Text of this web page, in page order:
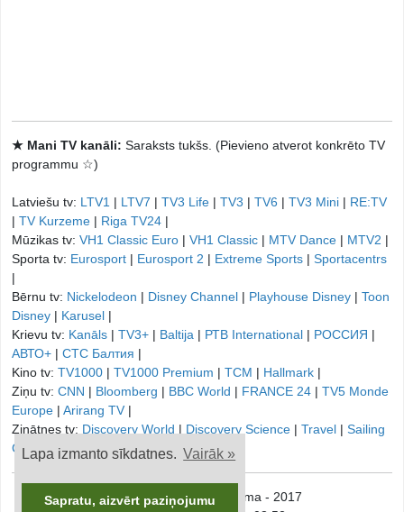
Lapa izmanto sīkdatnes. Vairāk »
Sapratu, aizvērt paziņojumu
★ Mani TV kanāli: Saraksts tukšs. (Pievieno atverot konkrēto TV
programmu ☆)
Latviešu tv: LTV1 | LTV7 | TV3 Life | TV3 | TV6 | TV3 Mini | RE:TV
| TV Kurzeme | Riga TV24 |
Mūzikas tv: VH1 Classic Euro | VH1 Classic | MTV Dance | MTV2 |
Sporta tv: Eurosport | Eurosport 2 | Extreme Sports | Sportacentrs
|
Bērnu tv: Nickelodeon | Disney Channel | Playhouse Disney | Toon
Disney | Karusel |
Krievu tv: Kanāls | TV3+ | Baltija | РТB International | РОССИЯ |
АВТО+ | СТС Балтия |
Kino tv: TV1000 | TV1000 Premium | TCM | Hallmark |
Ziņu tv: CNN | Bloomberg | BBC World | FRANCE 24 | TV5 Monde
Europe | Arirang TV |
Zinātnes tv: Discovery World | Discovery Science | Travel | Sailing
Channel|
© onTV.LV - TV Programma - 2017